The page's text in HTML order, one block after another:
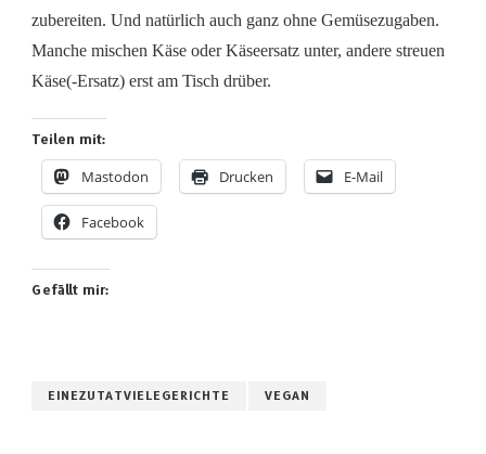
zubereiten. Und natürlich auch ganz ohne Gemüsezugaben.
Manche mischen Käse oder Käseersatz unter, andere streuen
Käse(-Ersatz) erst am Tisch drüber.
Teilen mit:
Mastodon Drucken E-Mail
Facebook
Gefällt mir:
EINEZUTATVIELEGERICHTE VEGAN